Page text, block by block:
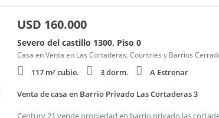
USD 160.000
Severo del castillo 1300, Piso 0
Casa en Venta en Las Cortaderas, Countries y Barrios
117 m² cubie. 3 dorm. A Estrenar
Venta de casa en Barrio Privado Las Cortaderas 3